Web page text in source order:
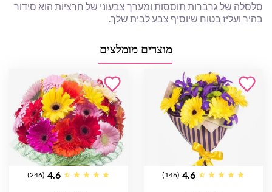
סלסלה של גרברות תוססות ומערך צבעוני של חרציות הוא סידור
בהיר ועליז בטוח שיוסיף צבע לבית שלך.
מוצרים מומלצים
4.6
(146)
4.6
(246)